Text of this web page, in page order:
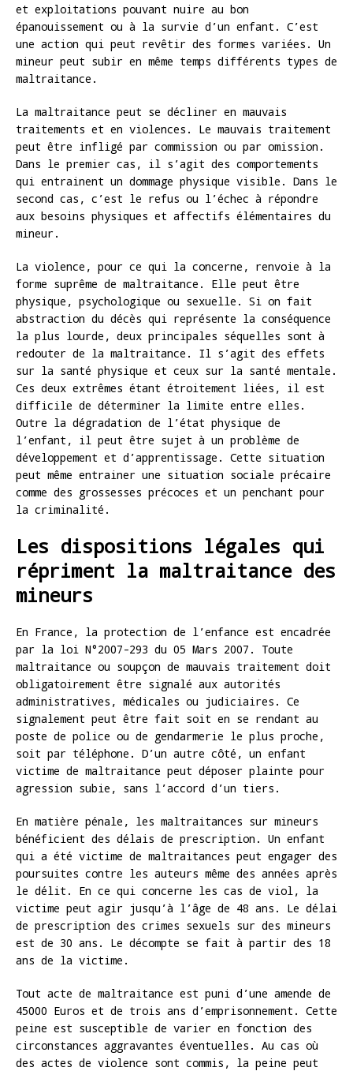
et exploitations pouvant nuire au bon
épanouissement ou à la survie d’un enfant. C’est
une action qui peut revêtir des formes variées. Un
mineur peut subir en même temps différents types de
maltraitance.
La maltraitance peut se décliner en mauvais
traitements et en violences. Le mauvais traitement
peut être infligé par commission ou par omission.
Dans le premier cas, il s’agit des comportements
qui entrainent un dommage physique visible. Dans le
second cas, c’est le refus ou l’échec à répondre
aux besoins physiques et affectifs élémentaires du
mineur.
La violence, pour ce qui la concerne, renvoie à la
forme suprême de maltraitance. Elle peut être
physique, psychologique ou sexuelle. Si on fait
abstraction du décès qui représente la conséquence
la plus lourde, deux principales séquelles sont à
redouter de la maltraitance. Il s’agit des effets
sur la santé physique et ceux sur la santé mentale.
Ces deux extrêmes étant étroitement liées, il est
difficile de déterminer la limite entre elles.
Outre la dégradation de l’état physique de
l’enfant, il peut être sujet à un problème de
développement et d’apprentissage. Cette situation
peut même entrainer une situation sociale précaire
comme des grossesses précoces et un penchant pour
la criminalité.
Les dispositions légales qui
répriment la maltraitance des
mineurs
En France, la protection de l’enfance est encadrée
par la loi N°2007-293 du 05 Mars 2007. Toute
maltraitance ou soupçon de mauvais traitement doit
obligatoirement être signalé aux autorités
administratives, médicales ou judiciaires. Ce
signalement peut être fait soit en se rendant au
poste de police ou de gendarmerie le plus proche,
soit par téléphone. D’un autre côté, un enfant
victime de maltraitance peut déposer plainte pour
agression subie, sans l’accord d’un tiers.
En matière pénale, les maltraitances sur mineurs
bénéficient des délais de prescription. Un enfant
qui a été victime de maltraitances peut engager des
poursuites contre les auteurs même des années après
le délit. En ce qui concerne les cas de viol, la
victime peut agir jusqu’à l’âge de 48 ans. Le délai
de prescription des crimes sexuels sur des mineurs
est de 30 ans. Le décompte se fait à partir des 18
ans de la victime.
Tout acte de maltraitance est puni d’une amende de
45000 Euros et de trois ans d’emprisonnement. Cette
peine est susceptible de varier en fonction des
circonstances aggravantes éventuelles. Au cas où
des actes de violence sont commis, la peine peut